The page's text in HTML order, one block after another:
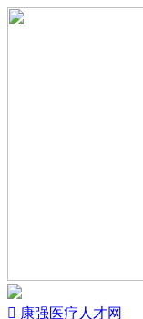
 康强医疗人才网